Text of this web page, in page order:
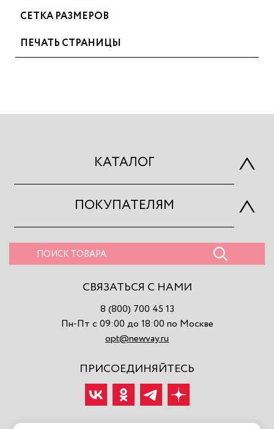
СЕТКА РАЗМЕРОВ
ПЕЧАТЬ СТРАНИЦЫ
КАТАЛОГ
ПОКУПАТЕЛЯМ
СВЯЗАТЬСЯ С НАМИ
8 (800) 700 45 13
Пн-Пт с 09:00 до 18:00 по Москве
opt@newvay.ru
ПРИСОЕДИНЯЙТЕСЬ